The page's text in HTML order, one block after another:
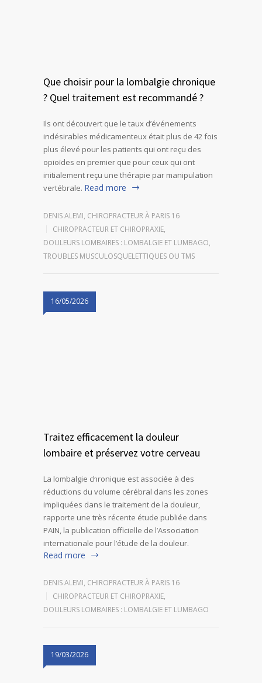
Que choisir pour la lombalgie chronique
? Quel traitement est recommandé ?
Ils ont découvert que le taux d’événements
indésirables médicamenteux était plus de 42 fois
plus élevé pour les patients qui ont reçu des
opioïdes en premier que pour ceux qui ont
initialement reçu une thérapie par manipulation
vertébrale. Read more
DENIS ALEMI, CHIROPRACTEUR À PARIS 16
CHIROPRACTEUR ET CHIROPRAXIE,
DOULEURS LOMBAIRES : LOMBALGIE ET LUMBAGO,
TROUBLES MUSCULOSQUELETTIQUES OU TMS
16/05/2026
Traitez efficacement la douleur
lombaire et préservez votre cerveau
La lombalgie chronique est associée à des
réductions du volume cérébral dans les zones
impliquées dans le traitement de la douleur,
rapporte une très récente étude publiée dans
PAIN, la publication officielle de l’Association
internationale pour l’étude de la douleur.
Read more
DENIS ALEMI, CHIROPRACTEUR À PARIS 16
CHIROPRACTEUR ET CHIROPRAXIE,
DOULEURS LOMBAIRES : LOMBALGIE ET LUMBAGO
19/03/2026